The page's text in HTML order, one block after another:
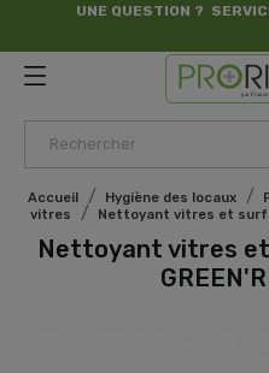
UNE QUESTION ?
par France
Accueil Hygiène des locaux
vitres
Nettoyant vitres et
Nettoyant vitres et